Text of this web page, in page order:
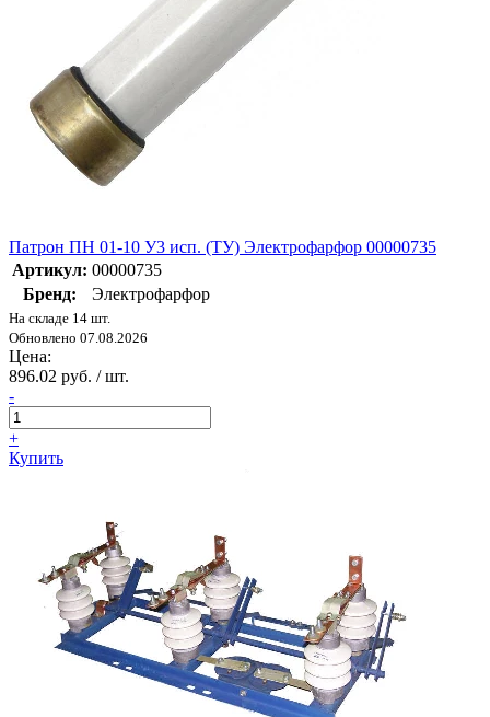
Патрон ПН 01-10 У3 исп. (ТУ) Электрофарфор 00000735
Артикул: 00000735
Бренд:
Электрофарфор
На складе 14 шт.
Обновлено 07.08.2026
Цена:
896.02 руб. / шт.
-
+
Купить